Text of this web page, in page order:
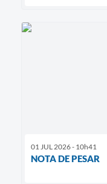
01 JUL 2026 - 10h41
NOTA DE PESAR